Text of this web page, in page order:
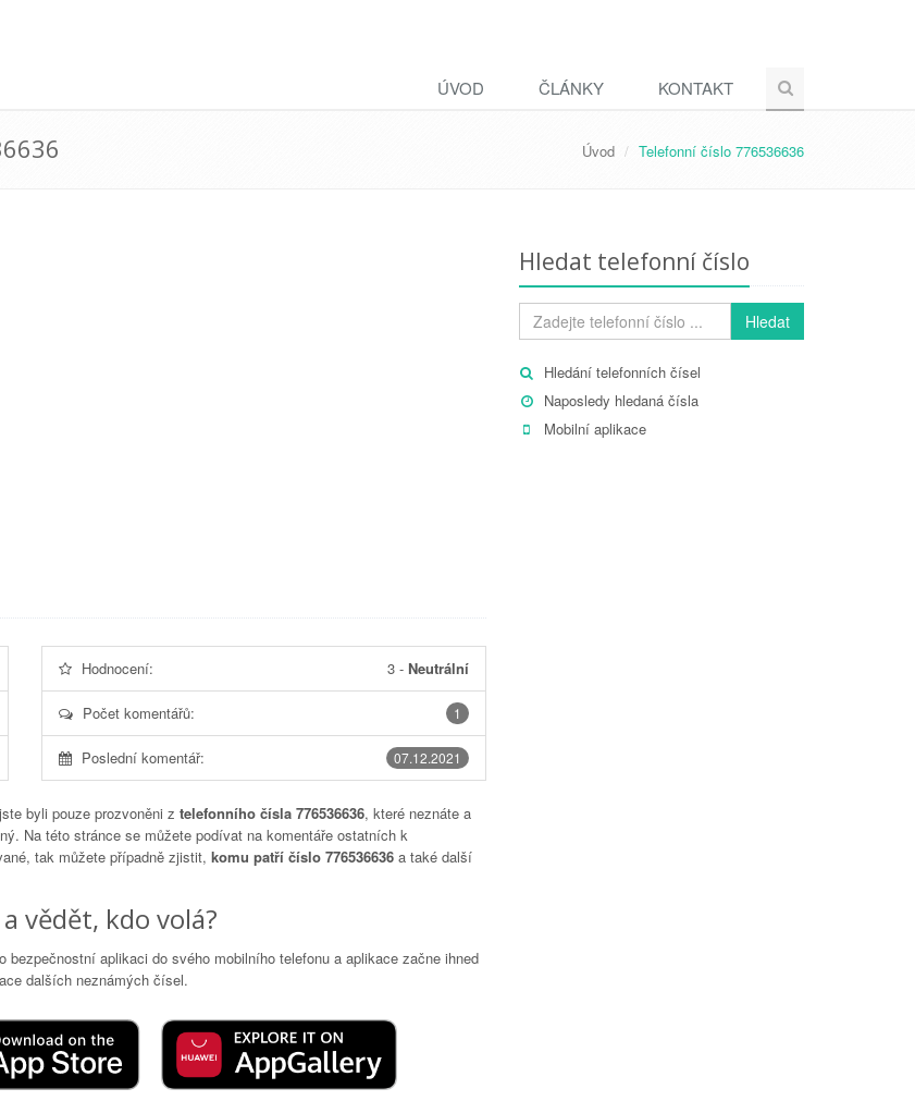
ÚVOD ČLÁNKY KONTAKT
Úvod Telefonní číslo 776536636
Hodnocení: 3- Neutrální
1
Počet komentářů:
07.12.2021
Poslední komentář:
byli pouze prozvoněni z telefonního čísla 776536636, které neznáte a
Na této stránce se můžete podívat na komentáře ostatních k
tak můžete případně zjistit, komu patří číslo 776536636 a také další
vědět, kdo volá?
bezpečnostní aplikaci do svého mobilního telefonu a aplikace začne ihned
dalších neznámých čísel.
Hledat telefonní číslo
Hledat
Hledání telefonních čísel
Naposledy hledaná čísla
Mobilní aplikace